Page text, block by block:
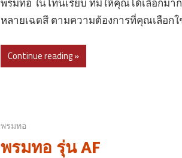
หลายเฉดสี ตามความต้องการที่คุณเลือก
Continue reading »
พรมทอ
พรมทอ รุ่น AF